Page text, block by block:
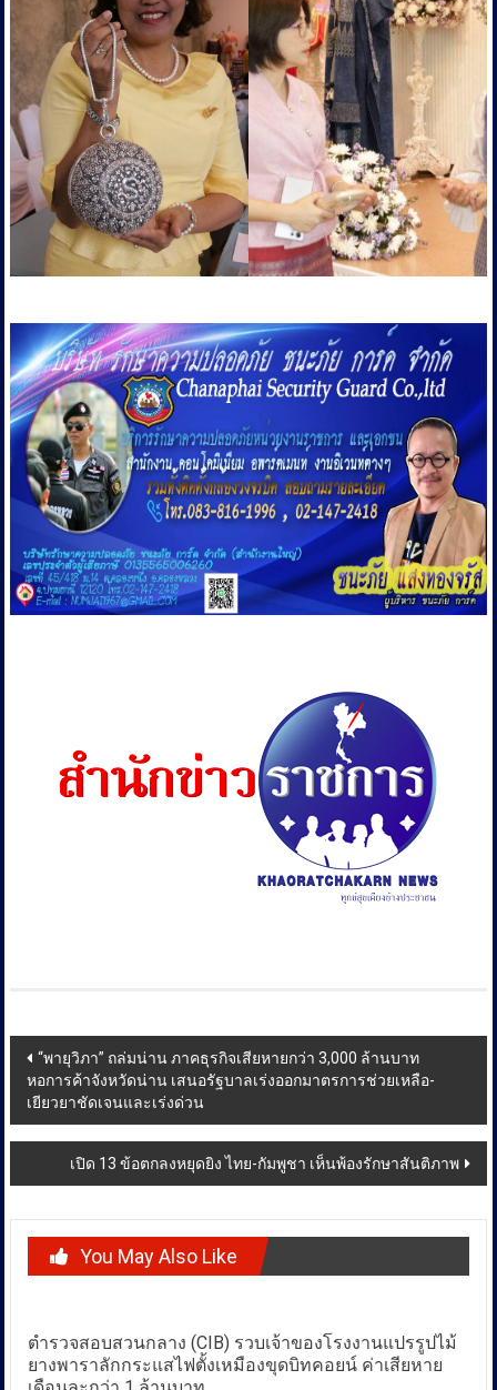
Post
navigation
“พายุวิภา” ถล่มน่าน ภาคธุรกิจเสียหายกว่า 3,000 ล้านบาท
หอการค้าจังหวัดน่าน เสนอรัฐบาลเร่งออกมาตรการช่วยเหลือ-
เยียวยาชัดเจนและเร่งด่วน
เปิด 13 ข้อตกลงหยุดยิง ไทย-กัมพูชา เห็นพ้องรักษาสันติภาพ
You May Also Like
ตำรวจสอบสวนกลาง (CIB) รวบเจ้าของโรงงานแปรรูปไม้
ยางพาราลักกระแสไฟตั้งเหมืองขุดบิทคอยน์ ค่าเสียหาย